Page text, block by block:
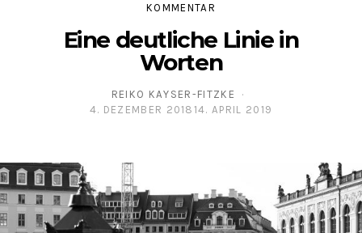
KOMMENTAR
Eine deutliche Linie in
Worten
REIKO KAYSER-FITZKE
POSTED ON
4. DEZEMBER 2018 14. APRIL 2019